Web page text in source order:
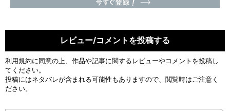
レビュー/コメントを投稿する
利用規約に同意の上、作品や記事に関するレビューやコメントを投稿し
てください。
投稿にはネタバレが含まれる可能性もありますので、閲覧時はご注意く
ださい。